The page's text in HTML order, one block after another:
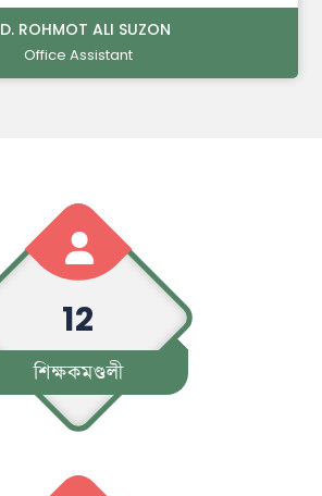
ROHMOT ALI SUZON
Office Assistant
12
শিক্ষকমণ্ডলী